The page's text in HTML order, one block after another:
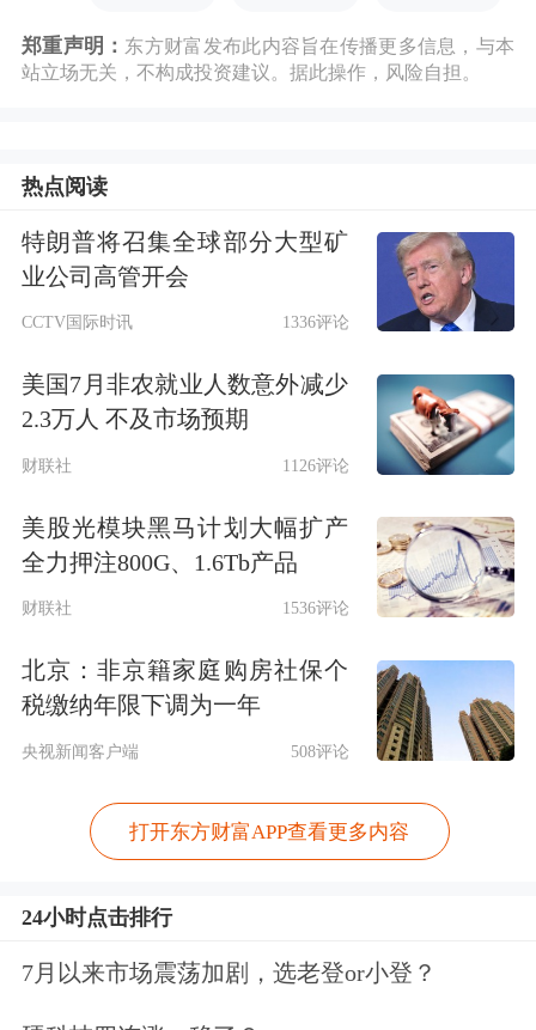
郑重声明： 东方财富发布此内容旨在传播更多信息，与本
站立场无关，不构成投资建议。据此操作，风险自担。
热点阅读
特朗普将召集全球部分大型矿
业公司高管开会
CCTV国际时讯 1336评论
美国7月非农就业人数意外减少
2.3万人 不及市场预期
财联社 1126评论
美股光模块黑马计划大幅扩产
全力押注800G、1.6Tb产品
财联社 1536评论
北京：非京籍家庭购房社保个
税缴纳年限下调为一年
央视新闻客户端 508评论
打开东方财富APP查看更多内容
24小时点击排行
7月以来市场震荡加剧，选老登or小登？